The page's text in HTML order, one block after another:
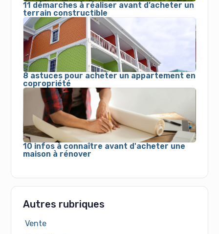
11 démarches à réaliser avant d’acheter un
terrain constructible
8 astuces pour acheter un appartement en
copropriété
10 infos à connaître avant d'acheter une
maison à rénover
Autres rubriques
Vente